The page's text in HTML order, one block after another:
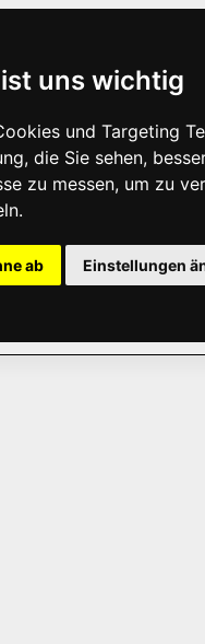
uns wichtig
und Targeting
die Sie sehen,
zu messen, um zu
ab Einstellungen